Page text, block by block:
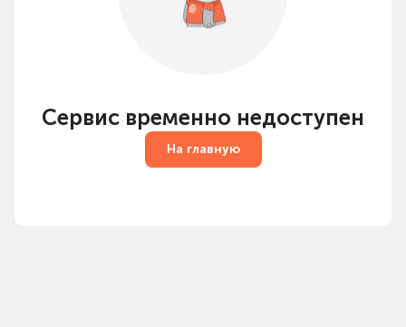
Сервис временно недоступен
На главную